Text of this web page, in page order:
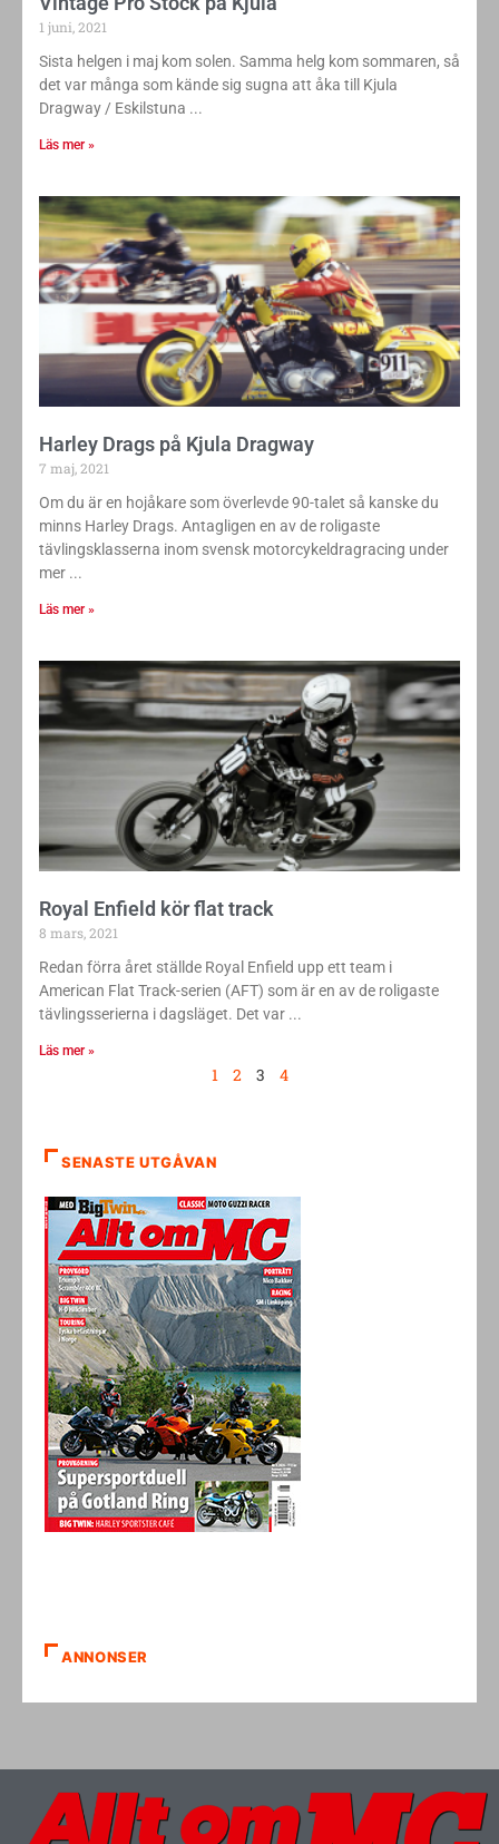
1 juni, 2021
Sista helgen i maj kom solen. Samma helg kom sommaren, så
det var många som kände sig sugna att åka till Kjula
Dragway / Eskilstuna
Läs mer »
Harley Drags på Kjula Dragway
7 maj, 2021
Om du är en hojåkare som överlevde 90-talet så kanske du
minns Harley Drags. Antagligen en av de roligaste
tävlingsklasserna inom svensk motorcykeldragracing under
mer
Läs mer »
Royal Enfield kör flat track
8 mars, 2021
Redan förra året ställde Royal Enfield upp ett team i
American Flat Track-serien (AFT) som är en av de roligaste
tävlingsserierna i dagsläget. Det var
Läs mer »
1 2 3 4
SENASTE UTGÅVAN
ANNONSER